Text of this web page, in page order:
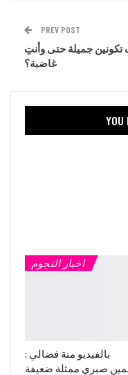
PREV POST
جميلة حتى وأنتِ
غاضبة؟
YOU
اخبار النجوم
بالفيديو منة فضالي :
صبري ممثلة ضعيفة